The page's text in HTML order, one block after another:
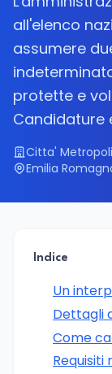
all'elenco
assumere
protette e
Candidature
Citta'
Emilia
Indice
Un
Dettagli
Come
Requisiti